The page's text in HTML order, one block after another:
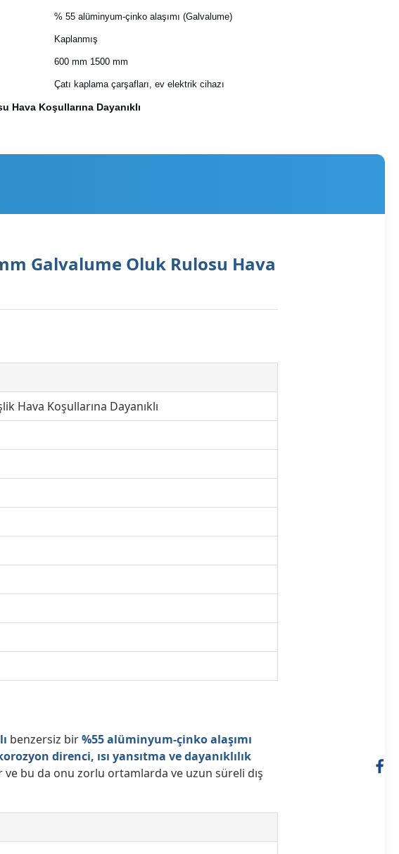
% 55 alüminyum-çinko alaşımı (Galvalume)
Kaplanmış
600 mm 1500 mm
Çatı kaplama çarşafları, ev elektrik cihazı
Hava Koşullarına Dayanıklı
Galvalume Oluk Rulosu Hava
Hava Koşullarına Dayanıklı
benzersiz bir%55 alüminyum-çinko alaşımı
direnci, ısı yansıtma ve dayanıklılık
ve bu da onu zorlu ortamlarda ve uzun süreli dış